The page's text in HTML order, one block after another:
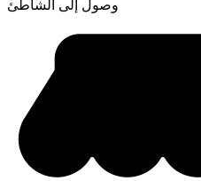
وصول إلى الشاطئ